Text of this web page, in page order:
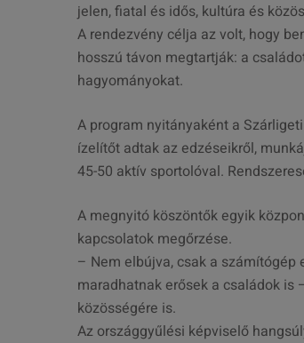
jelen, fiatal és idős, kultúra és
A rendezvény célja az volt, hogy
hosszú távon megtartják: a
hagyományokat.
A program nyitányaként a
ízelítőt adtak az edzéseikről,
45-50 aktív sportolóval.
A megnyitó köszöntők egyik
kapcsolatok megőrzése.
– Nem elbújva, csak a
maradhatnak erősek a családok
közösségére is.
Az országgyűlési képviselő